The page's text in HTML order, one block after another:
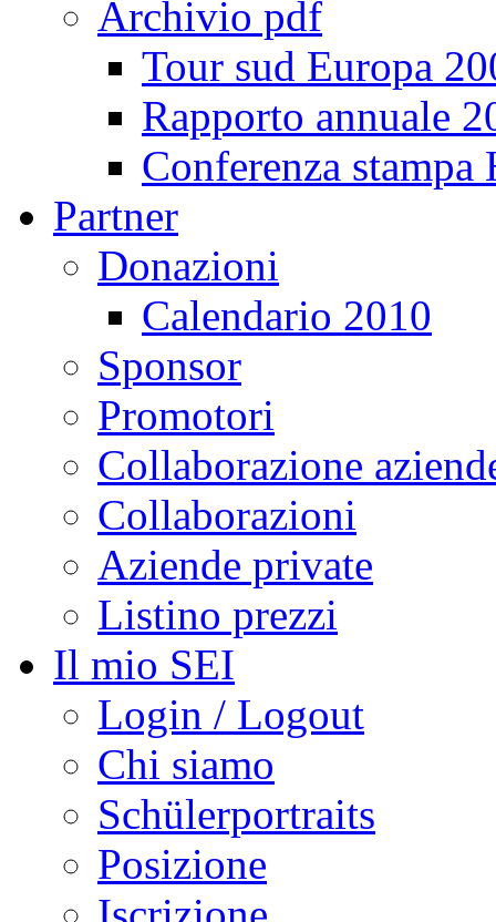
Archivio pdf
Tour sud Europa
Rapporto annuale
Conferenza
Partner
Donazioni
Calendario 2010
Sponsor
Promotori
Collaborazione
Collaborazioni
Aziende private
Listino prezzi
Il mio SEI
Login / Logout
Chi siamo
Schülerportraits
Posizione